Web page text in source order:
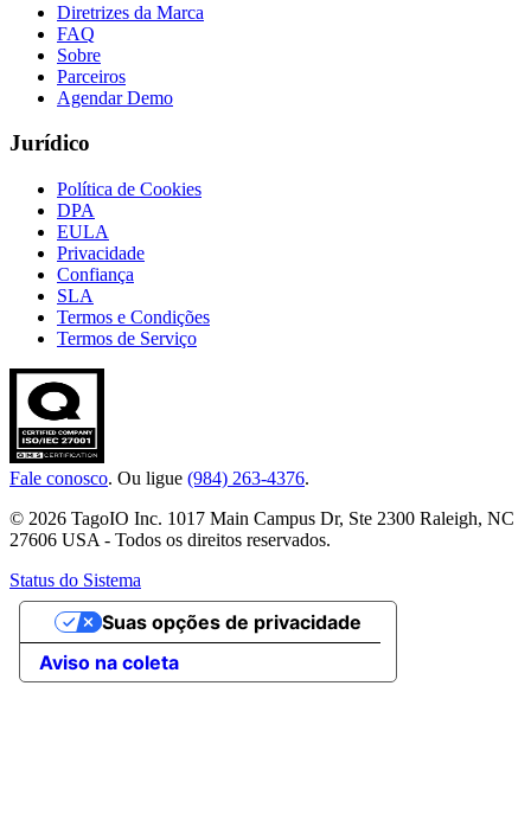
Diretrizes da Marca
FAQ
Sobre
Parceiros
Agendar Demo
Jurídico
Política de Cookies
DPA
EULA
Privacidade
Confiança
SLA
Termos e Condições
Termos de Serviço
Fale conosco. Ou ligue (984) 263-4376.
© 2026 TagoIO Inc. 1017 Main Campus Dr, Ste 2300 Raleigh, NC
27606 USA - Todos os direitos reservados.
Status do Sistema
Aviso na coleta
Suas opções de privacidade